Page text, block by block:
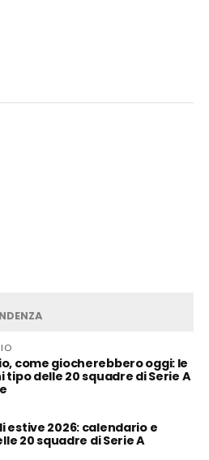
come giocherebbero oggi: le
tipo delle 20 squadre di Serie A
estive 2026: calendario e
20 squadre di Serie A